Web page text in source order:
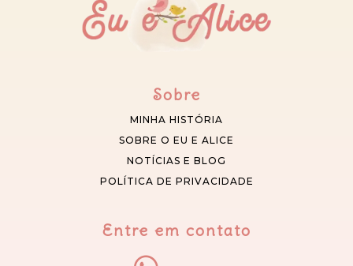
Sobre
MINHA HISTÓRIA
SOBRE O EU E ALICE
NOTÍCIAS E BLOG
POLÍTICA DE PRIVACIDADE
Entre em contato